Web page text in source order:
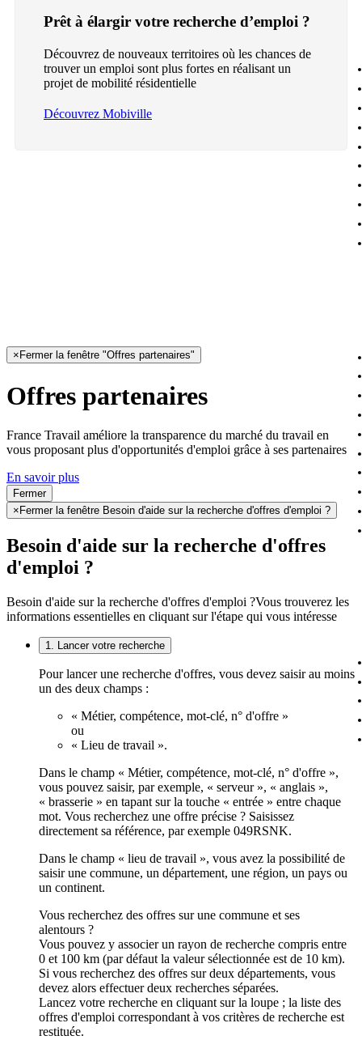
Prêt à élargir votre recherche d’emploi ?
Découvrez de nouveaux territoires où les chances de
trouver un emploi sont plus fortes en réalisant un
projet de mobilité résidentielle
Découvrez Mobiville
× Fermer la fenêtre "Offres partenaires"
Offres partenaires
France Travail améliore la transparence du marché du travail en
vous proposant plus d'opportunités d'emploi grâce à ses partenaires
En savoir plus
Fermer
× Fermer la fenêtre Besoin d'aide sur la recherche d'offres d'emploi ?
Besoin d'aide sur la recherche d'offres
d'emploi ?
Besoin d'aide sur la recherche d'offres d'emploi ?Vous trouverez les
informations essentielles en cliquant sur l'étape qui vous intéresse
1. Lancer votre recherche
Pour lancer une recherche d'offres, vous devez saisir au moins
un des deux champs :
« Métier, compétence, mot-clé, n° d'offre »
ou
« Lieu de travail ».
Dans le champ « Métier, compétence, mot-clé, n° d'offre »,
vous pouvez saisir, par exemple, « serveur », « anglais »,
« brasserie » en tapant sur la touche « entrée » entre chaque
mot. Vous recherchez une offre précise ? Saisissez
directement sa référence, par exemple 049RSNK.
Dans le champ « lieu de travail », vous avez la possibilité de
saisir une commune, un département, une région, un pays ou
un continent.
Vous recherchez des offres sur une commune et ses
alentours ?
Vous pouvez y associer un rayon de recherche compris entre
0 et 100 km (par défaut la valeur sélectionnée est de 10 km).
Si vous recherchez des offres sur deux départements, vous
devez alors effectuer deux recherches séparées.
Lancez votre recherche en cliquant sur la loupe ; la liste des
offres d'emploi correspondant à vos critères de recherche est
restituée.